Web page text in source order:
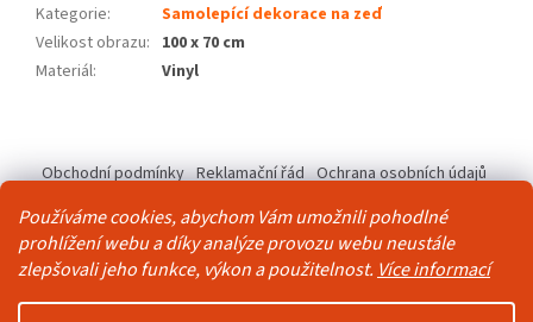
Používáme cookies, abychom Vám umožnili pohodlné
prohlížení webu a díky analýze provozu webu neustále
zlepšovali jeho funkce, výkon a použitelnost. Více informací
Kategorie:
Samolepící dekorace na zeď
Velikost obrazu: 100 x 70 cm
Materiál: Vinyl
p
Obchodní podmínky Reklamační řád Ochrana osobních údajů